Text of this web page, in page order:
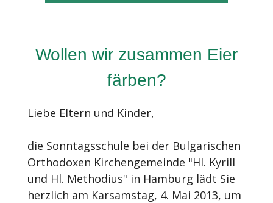
Wollen wir zusammen Eier
färben?
Liebe Eltern und Kinder,
die Sonntagsschule bei der Bulgarischen
Orthodoxen Kirchengemeinde "Hl. Kyrill
und Hl. Methodius" in Hamburg lädt Sie
herzlich am Karsamstag, 4. Mai 2013, um